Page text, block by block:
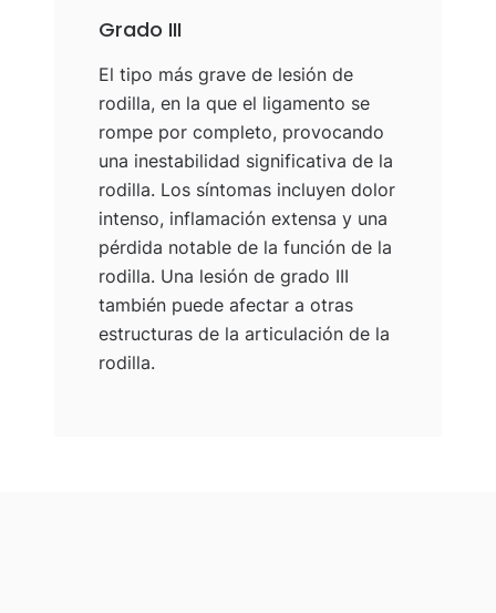
Grado III
El tipo más grave de lesión de
rodilla, en la que el ligamento se
rompe por completo, provocando
una inestabilidad significativa de la
rodilla. Los síntomas incluyen dolor
intenso, inflamación extensa y una
pérdida notable de la función de la
rodilla. Una lesión de grado III
también puede afectar a otras
estructuras de la articulación de la
rodilla.